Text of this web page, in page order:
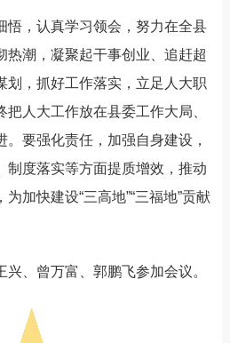
悟，认真学习领会，努力在全县
热潮，凝聚起干事创业、追赶超
划，抓好工作落实，立足人大职
人大工作放在县委工作大局、
要强化责任，加强自身建设，
制度落实等方面提质增效，推动
加快建设“三高地”“三福地”贡献
、曾万富、郭鹏飞参加会议。